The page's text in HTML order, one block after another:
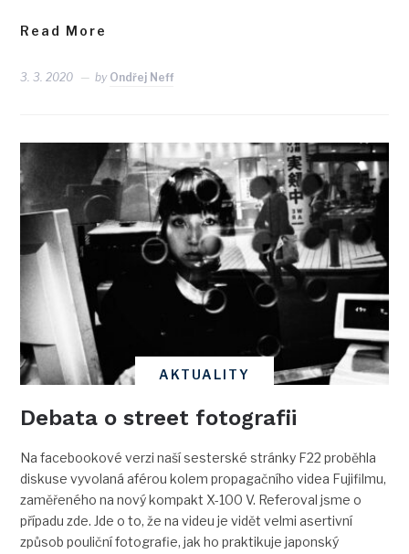
Read More
3. 3. 2020 by Ondřej Neff
AKTUALITY
Debata o street fotografii
Na facebookové verzi naší sesterské stránky F22 proběhla
diskuse vyvolaná aférou kolem propagačního videa Fujifilmu,
zaměřeného na nový kompakt X-100 V. Referoval jsme o
případu zde. Jde o to, že na videu je vidět velmi asertivní
způsob pouliční fotografie, jak ho praktikuje japonský